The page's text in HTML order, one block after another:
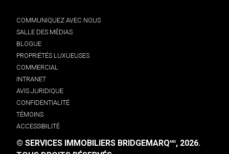
COMMUNIQUEZ AVEC NOUS
SALLE DES MÉDIAS
BLOGUE
PROPRIÉTÉS LUXUEUSES
COMMERCIAL
INTRANET
AVIS JURIDIQUE
CONFIDENTIALITÉ
TÉMOINS
ACCESSIBILITÉ
© SERVICES IMMOBILIERS BRIDGEMARQMD, 2026.